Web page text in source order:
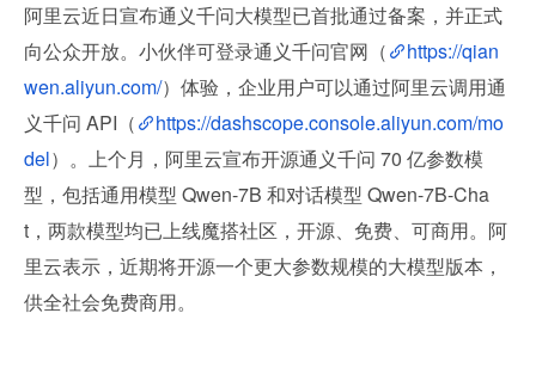
阿里云近日宣布通义千问大模型已首批通过备案，并正式
向公众开放。小伙伴可登录通义千问官网（
https://qian
wen.aliyun.com/）体验，企业用户可以通过阿里云调用通
义千问 API（
https://dashscope.console.aliyun.com/mo
del）。上个月，阿里云宣布开源通义千问 70 亿参数模
型，包括通用模型 Qwen-7B 和对话模型 Qwen-7B-Cha
t，两款模型均已上线魔搭社区，开源、免费、可商用。阿
里云表示，近期将开源一个更大参数规模的大模型版本，
供全社会免费商用。